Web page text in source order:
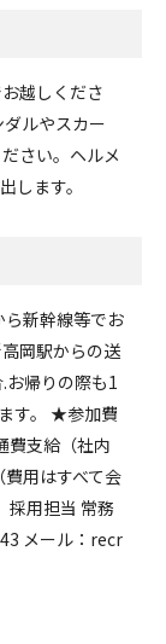
越しくださ
ルやスカー
さい。ヘルメ
します。
ら新幹線等でお
岡駅からの送
お帰りの際も1
す。 ★参加費
支給（社内
用はすべて会
採用担当 常務
メール：recr